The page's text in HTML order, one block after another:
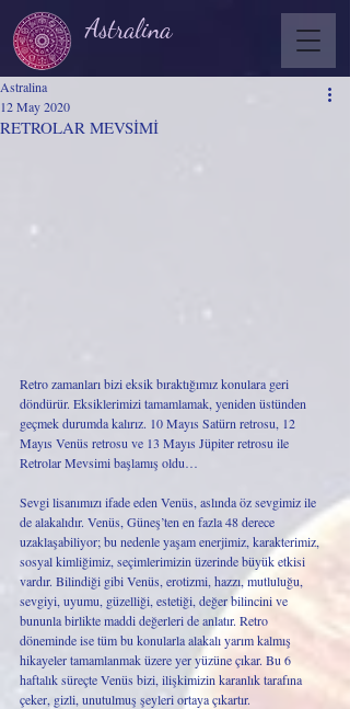
Astralina
RETROLAR MEVSİMİ
Astralina
12 May 2020
Retro zamanları bizi eksik bıraktığımız konulara geri
döndürür. Eksiklerimizi tamamlamak, yeniden üstünden
geçmek durumda kalırız. 10 Mayıs Satürn retrosu, 12
Mayıs Venüs retrosu ve 13 Mayıs Jüpiter retrosu ile
Retrolar Mevsimi başlamış oldu…
Sevgi lisanımızı ifade eden Venüs, aslında öz sevgimiz ile
de alakalıdır. Venüs, Güneş’ten en fazla 48 derece
uzaklaşabiliyor; bu nedenle yaşam enerjimiz, karakterimiz,
sosyal kimliğimiz, seçimlerimizin üzerinde büyük etkisi
vardır. Bilindiği gibi Venüs, erotizmi, hazzı, mutluluğu,
sevgiyi, uyumu, güzelliği, estetiği, değer bilincini ve
bununla birlikte maddi değerleri de anlatır. Retro
döneminde ise tüm bu konularla alakalı yarım kalmış
hikayeler tamamlanmak üzere yer yüzüne çıkar. Bu 6
haftalık süreçte Venüs bizi, ilişkimizin karanlık tarafına
çeker, gizli, unutulmuş şeyleri ortaya çıkartır.